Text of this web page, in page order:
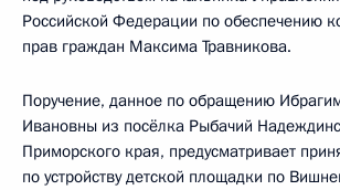
Российской Федерации по обеспечению
прав граждан Максима Травникова.
Поручение, данное по обращению
Ивановны из посёлка Рыбачий
Приморского края, предусматривает
по устройству детской площадки по